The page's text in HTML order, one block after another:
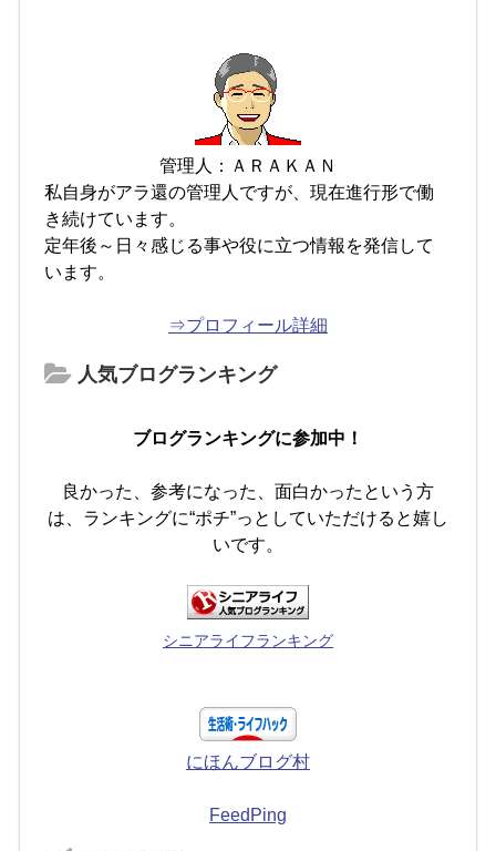
管理人：ＡＲＡＫＡＮ
私自身がアラ還の管理人ですが、現在進行形で働
き続けています。
定年後～日々感じる事や役に立つ情報を発信して
います。
⇒プロフィール詳細
人気ブログランキング
ブログランキングに参加中！
良かった、参考になった、面白かったという方
は、ランキングに“ポチ”っとしていただけると嬉し
いです。
シニアライフランキング
にほんブログ村
FeedPing